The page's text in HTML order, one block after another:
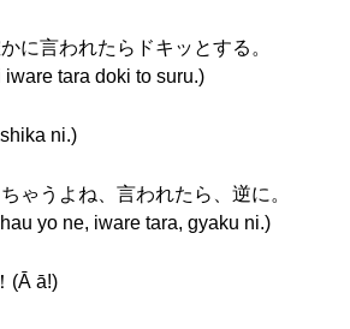
に言われたらドキッとする。
tara doki to suru.)
ni.)
ゃうよね、言われたら、逆に。
yo ne, iware tara, gyaku ni.)
(Ā ā!)